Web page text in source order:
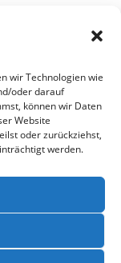
wir Technologien wie
oder darauf
können wir Daten
Website
oder zurückziehst,
werden.